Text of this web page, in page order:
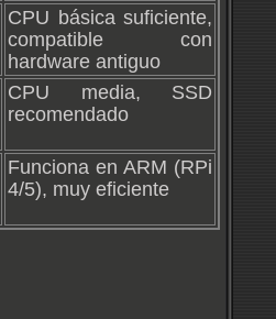
CPU básica suficiente,
compatible con
hardware antiguo
CPU media, SSD
recomendado
Funciona en ARM (RPi
4/5), muy eficiente